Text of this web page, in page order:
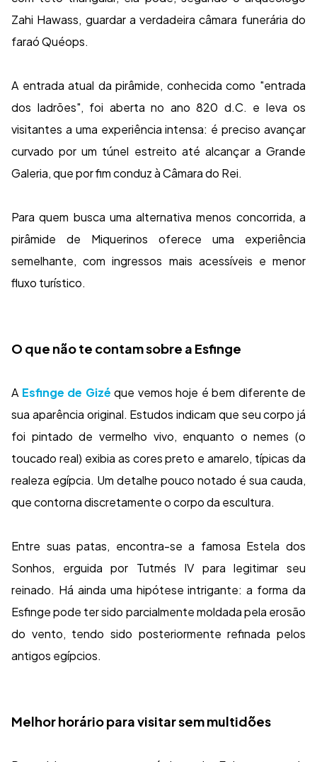
Zahi Hawass, guardar a verdadeira câmara funerária do
faraó Quéops.
A entrada atual da pirâmide, conhecida como "entrada
dos ladrões", foi aberta no ano 820 d.C. e leva os
visitantes a uma experiência intensa: é preciso avançar
curvado por um túnel estreito até alcançar a Grande
Galeria, que por fim conduz à Câmara do Rei.
Para quem busca uma alternativa menos concorrida, a
pirâmide de Miquerinos oferece uma experiência
semelhante, com ingressos mais acessíveis e menor
fluxo turístico.
O que não te contam sobre a Esfinge
A Esfinge de Gizé que vemos hoje é bem diferente de
sua aparência original. Estudos indicam que seu corpo já
foi pintado de vermelho vivo, enquanto o nemes (o
toucado real) exibia as cores preto e amarelo, típicas da
realeza egípcia. Um detalhe pouco notado é sua cauda,
que contorna discretamente o corpo da escultura.
Entre suas patas, encontra-se a famosa Estela dos
Sonhos, erguida por Tutmés IV para legitimar seu
reinado. Há ainda uma hipótese intrigante: a forma da
Esfinge pode ter sido parcialmente moldada pela erosão
do vento, tendo sido posteriormente refinada pelos
antigos egípcios.
Melhor horário para visitar sem multidões